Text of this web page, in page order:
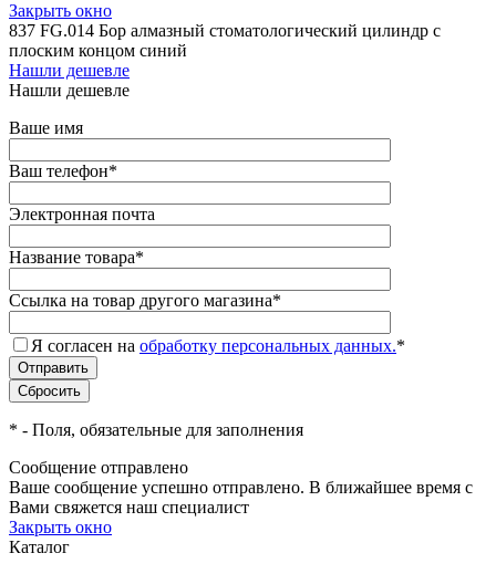
Закрыть окно
837 FG.014 Бор алмазный стоматологический цилиндр с
плоским концом синий
Нашли дешевле
Нашли дешевле
Ваше имя
Ваш телефон*
Электронная почта
Название товара*
Ссылка на товар другого магазина*
Я согласен на обработку персональных данных.*
* - Поля, обязательные для заполнения
Сообщение отправлено
Ваше сообщение успешно отправлено. В ближайшее время с
Вами свяжется наш специалист
Закрыть окно
Каталог